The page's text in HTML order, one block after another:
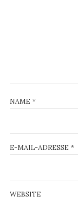
NAME *
E-MAIL-ADRESSE *
WEBSITE